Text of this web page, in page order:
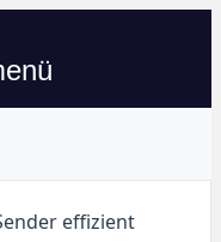
effizient